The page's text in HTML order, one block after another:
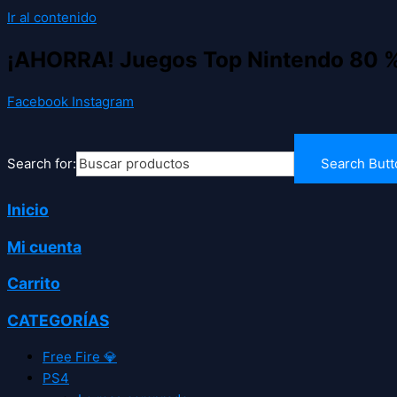
Ir al contenido
¡AHORRA! Juegos Top Nintendo 80
Facebook Instagram
Search for: Search
Inicio
Mi cuenta
Carrito
CATEGORÍAS
Free Fire 💎
PS4